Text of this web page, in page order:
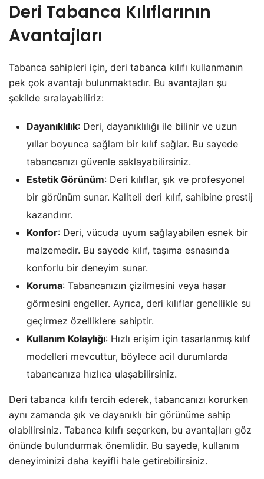
Deri Tabanca Kılıflarının
Avantajları
Tabanca sahipleri için, deri tabanca kılıfı kullanmanın
pek çok avantajı bulunmaktadır. Bu avantajları şu
şekilde sıralayabiliriz:
Dayanıklılık: Deri, dayanıklılığı ile bilinir ve uzun
yıllar boyunca sağlam bir kılıf sağlar. Bu sayede
tabancanızı güvenle saklayabilirsiniz.
Estetik Görünüm: Deri kılıflar, şık ve profesyonel
bir görünüm sunar. Kaliteli deri kılıf, sahibine prestij
kazandırır.
Konfor: Deri, vücuda uyum sağlayabilen esnek bir
malzemedir. Bu sayede kılıf, taşıma esnasında
konforlu bir deneyim sunar.
Koruma: Tabancanızın çizilmesini veya hasar
görmesini engeller. Ayrıca, deri kılıflar genellikle su
geçirmez özelliklere sahiptir.
Kullanım Kolaylığı: Hızlı erişim için tasarlanmış kılıf
modelleri mevcuttur, böylece acil durumlarda
tabancanıza hızlıca ulaşabilirsiniz.
Deri tabanca kılıfı tercih ederek, tabancanızı korurken
aynı zamanda şık ve dayanıklı bir görünüme sahip
olabilirsiniz. Tabanca kılıfı seçerken, bu avantajları göz
önünde bulundurmak önemlidir. Bu sayede, kullanım
deneyiminizi daha keyifli hale getirebilirsiniz.